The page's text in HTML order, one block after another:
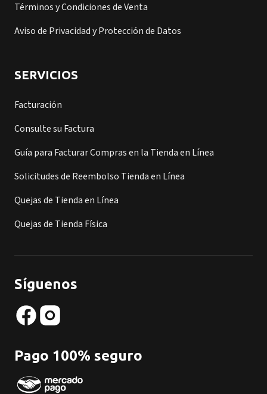
Términos y Condiciones de Venta
Aviso de Privacidad y Protección de Datos
SERVICIOS
Facturación
Consulte su Factura
Guía para Facturar Compras en la Tienda en Línea
Solicitudes de Reembolso Tienda en Línea
Quejas de Tienda en Línea
Quejas de Tienda Física
Síguenos
Pago 100% seguro